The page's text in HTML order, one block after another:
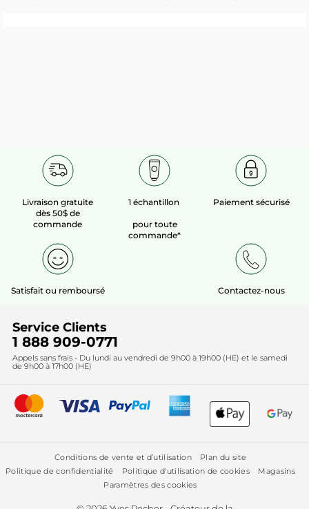
Livraison gratuite
dès 50$ de
commande
1 échantillon
pour toute
commande*
Paiement sécurisé
Satisfait ou remboursé Contactez-nous
Service Clients
1 888 909-0771
Appels sans frais - Du lundi au vendredi de 9h00 à 19h00 (HE) et le samedi
de 9h00 à 17h00 (HE)
Conditions de vente et d’utilisation
Plan du site
Politique de confidentialité
Politique d'utilisation de cookies
Magasins
Paramètres des cookies